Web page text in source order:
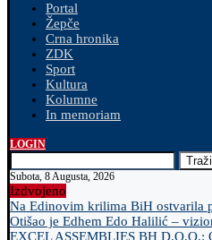
Portal
Žepče
Crna hronika
ZDK
Sport
Kultura
Kolumne
In memoriam
LOGIN
Traži
Subota, 8 Augusta, 2026
Izdvojeno
Na Edinovim krilima BiH ostvarila
Otišao je Edhem Edo Halilić –
EXCEL ASSEMBLIES BH D.O.O.: